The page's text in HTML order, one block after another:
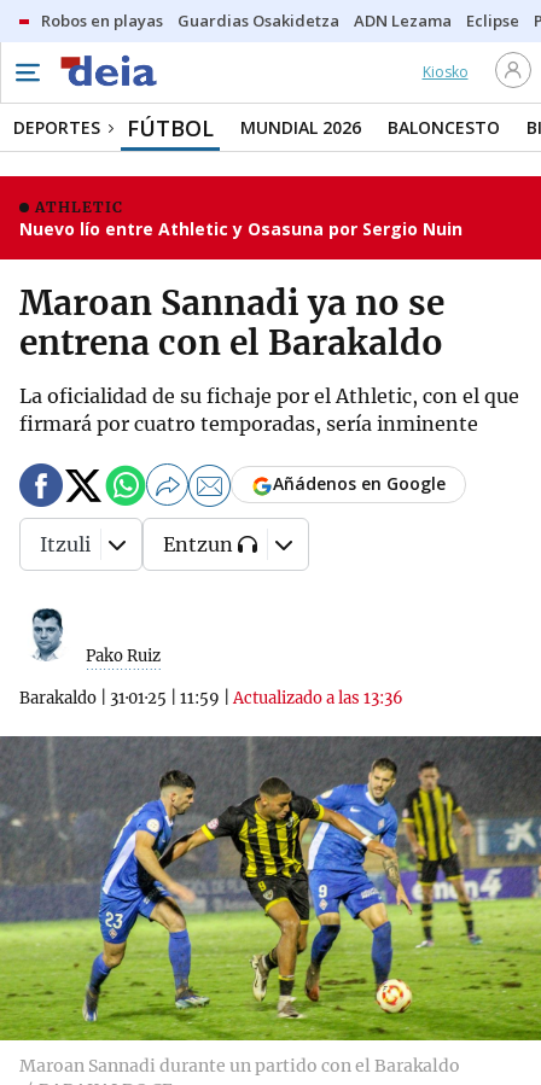
Robos en playas Guardias Osakidetza ADN Lezama Eclipse
Kiosko
DEPORTES FÚTBOL MUNDIAL 2026 BALONCESTO
ATHLETIC
Nuevo lío entre Athletic y Osasuna por Sergio Nuin
Maroan Sannadi ya no se
entrena con el Barakaldo
La oficialidad de su fichaje por el Athletic, con el que
firmará por cuatro temporadas, sería inminente
Pako Ruiz
Barakaldo 31·01·25 11:59 |Actualizado a las 13:36
Añádenos en Google
Itzuli Entzun
Maroan Sannadi durante un partido con el Barakaldo